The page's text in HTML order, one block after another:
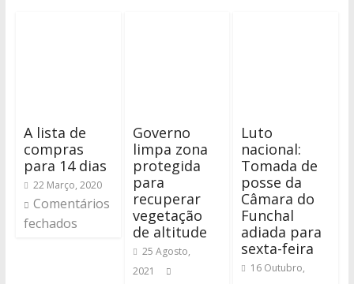
A lista de
compras
para 14 dias
22 Março, 2020
Comentários
fechados
Governo
limpa zona
protegida
para
recuperar
vegetação
de altitude
25 Agosto,
2021
Luto
nacional:
Tomada de
posse da
Câmara do
Funchal
adiada para
sexta-feira
16 Outubro,